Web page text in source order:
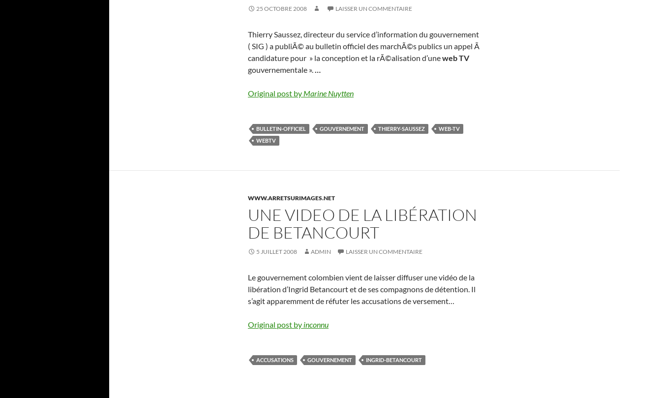
25 OCTOBRE 2008 LAISSER UN COMMENTAIRE
Thierry Saussez, directeur du service d’information du gouvernement
( SIG ) a publiÃ© au bulletin officiel des marchÃ©s publics un appel Ã
candidature pour » la conception et la rÃ©alisation d’uneweb TV
gouvernementale ».…
Original post by Marine Nuytten
BULLETIN-OFFICIEL GOUVERNEMENT THIERRY-SAUSSEZ
WEB-TV
WEBTV
WWW.ARRETSURIMAGES.NET
UNE VIDEO DE LA LIBÉRATION
DE BETANCOURT
5 JUILLET 2008 ADMIN LAISSER UN COMMENTAIRE
Le gouvernement colombien vient de laisser diffuser une vidéo de la
libération d’Ingrid Betancourt et de ses compagnons de détention. Il
s’agit apparemment de réfuter les accusations de versement…
Original post by inconnu
ACCUSATIONS GOUVERNEMENT INGRID-BETANCOURT